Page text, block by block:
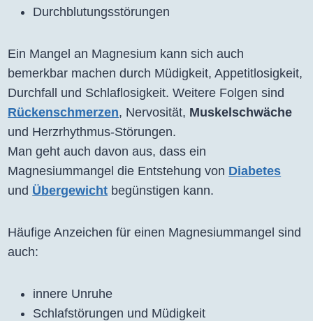
Durchblutungsstörungen
Ein Mangel an Magnesium kann sich auch
bemerkbar machen durch Müdigkeit, Appetitlosigkeit,
Durchfall und Schlaflosigkeit. Weitere Folgen sind
Rückenschmerzen, Nervosität, Muskelschwäche
und Herzrhythmus-Störungen.
Man geht auch davon aus, dass ein
Magnesiummangel die Entstehung von Diabetes
und Übergewicht begünstigen kann.
Häufige Anzeichen für einen Magnesiummangel sind
auch:
innere Unruhe
Schlafstörungen und Müdigkeit